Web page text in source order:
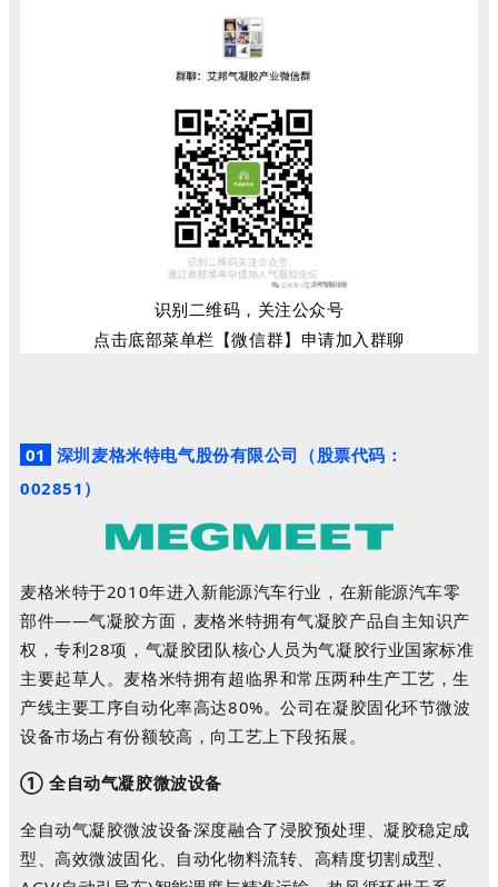
识别二维码，关注公众号
点击底部菜单栏【微信群】申请加入群聊
01 深圳麦格米特电气股份有限公司 （股票代码：
002851 ）
麦格米特于2010年进入新能源汽车行业，在新能源汽车零
部件——气凝胶方面，麦格米特拥有气凝胶产品自主知识产
权，专利28项，气凝胶团队核心人员为气凝胶行业国家标准
主要起草人。 麦格米特拥有超临界和常压两种生产工艺，生
产线主要工序自动化率高达80%。公司在凝胶固化环节微波
设备市场占有份额较高，向工艺上下段拓展。
① 全自动气凝胶微波设备
全自动气凝胶微波设备深度融合了浸胶预处理、凝胶稳定成
型、高效微波固化、自动化物料流转、高精度切割成型、